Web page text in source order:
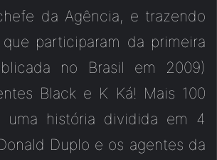
da Agência, e trazendo
que participaram da primeira
no Brasil em 2009)
Black e K Ká! Mais 100
uma história dividida em 4
Duplo e os agentes da